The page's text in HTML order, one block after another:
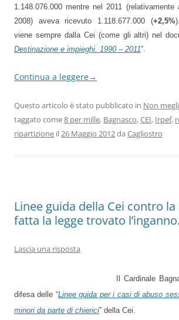
1.148.076.000 mentre nel 2011 (relativamente
2008) aveva ricevuto 1.118.677.000 (+2,5%
viene sempre dalla Cei (come gli altri) nel
Destinazione e impieghi. 1990 – 2011”.
Continua a leggere→
Questo articolo è stato pubblicato in Non
taggato come8 per mille, Bagnasco,CEI, Irpef,
ripartizione il26 Maggio 2012da Cagliostro
Linee guida della Cei contro
fatta la legge trovato
Lascia una risposta
Il Cardinale
difesa delle “Linee guida per i casi di abuso
minori da parte di chierici” della Cei.